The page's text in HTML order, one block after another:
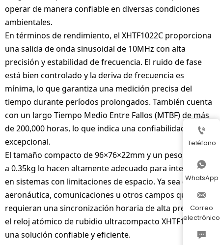
operar de manera confiable en diversas condiciones
ambientales.
En términos de rendimiento, el XHTF1022C proporciona
una salida de onda sinusoidal de 10MHz con alta
precisión y estabilidad de frecuencia. El ruido de fase
está bien controlado y la deriva de frecuencia es
mínima, lo que garantiza una medición precisa del
tiempo durante períodos prolongados. También cuenta
con un largo Tiempo Medio Entre Fallos (MTBF) de más
de 200,000 horas, lo que indica una confiabilidad
excepcional.
El tamaño compacto de 96×76×22mm y un peso inferior
a 0.35kg lo hacen altamente adecuado para integrarse
en sistemas con limitaciones de espacio. Ya sea en
aeronáutica, comunicaciones u otros campos que
requieran una sincronización horaria de alta precisión,
el reloj atómico de rubidio ultracompacto XHTF1022C es
una solución confiable y eficiente.

Teléfono

WhatsApp

Correo
electrónico
